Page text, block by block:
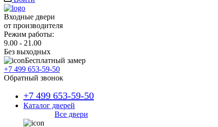
Входные двери
от производителя
Режим работы:
9.00 - 21.00
Без выходных
Бесплатный замер
+7 499 653-59-50
Обратный звонок
+7 499 653-59-50
Каталог дверей
Все двери